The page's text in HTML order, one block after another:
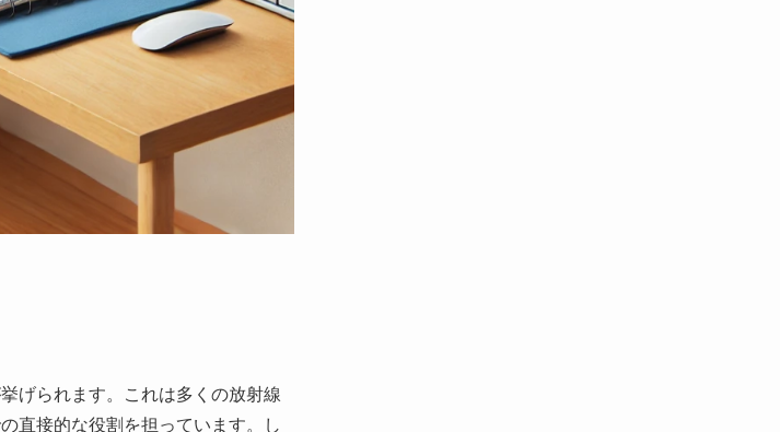
げられます。これは多くの放射線
直接的な役割を担っています。し